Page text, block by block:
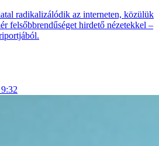
radikalizálódik az interneten, közülük
felsőbbrendűséget hirdető nézetekkel –